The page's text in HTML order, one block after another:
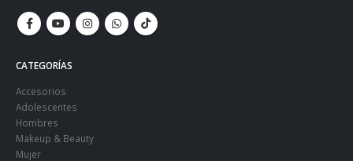
CATEGORÍAS
Accesorios
Adolescentes
Hombres
Makeup & Beauty
Mujer